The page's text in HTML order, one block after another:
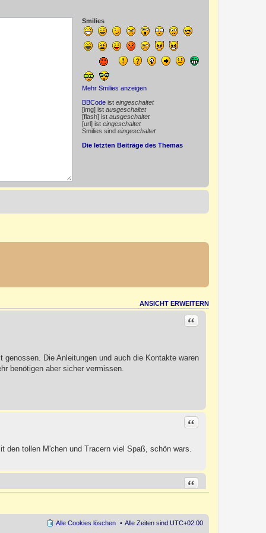
Smilies
Mehr Smilies anzeigen
BBCode isteingeschaltet
[img] istausgeschaltet
[flash] istausgeschaltet
[url] isteingeschaltet
Smilies sindeingeschaltet
Die letzten Beiträge des Themas
ANSICHT ERWEITERN
Zitat Wolles
Die Anleitungen und auch die Kontakte waren
benötigen aber sicher vermissen.
Zitat Obhut
tollen M'chen und Tracern viel Spaß, schön wars.
Zitat Patric1978
Alle Zeiten sind UTC+02:00
Alle Cookies löschen